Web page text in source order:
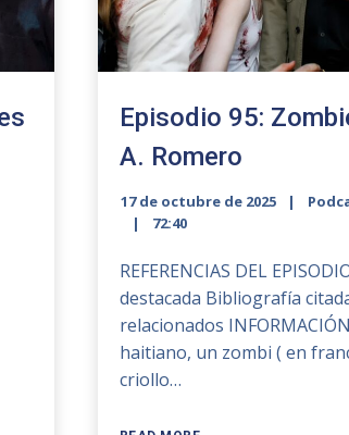
Episodio 95:
A. Romero
17 de octubre de 2025
72:40
REFERENCIAS DEL
destacada Bibliografía
relacionados
haitiano, un zombi ( en
criollo…